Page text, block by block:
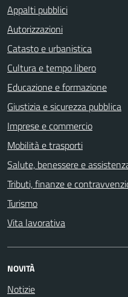
Appalti pubblici
Autorizzazioni
Catasto e urbanistica
Cultura e tempo libero
Educazione e formazione
Giustizia e sicurezza pubblica
Imprese e commercio
Mobilità e trasporti
Salute, benessere e
Tributi, finanze e
Turismo
Vita lavorativa
NOVITÀ
Notizie